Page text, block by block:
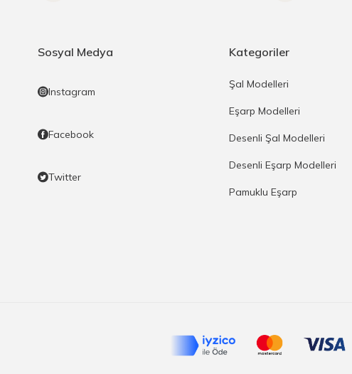
Sosyal Medya
Instagram
Facebook
Twitter
Kategoriler
Şal Modelleri
Eşarp Modelleri
Desenli Şal Modelleri
Desenli Eşarp Modelleri
Pamuklu Eşarp